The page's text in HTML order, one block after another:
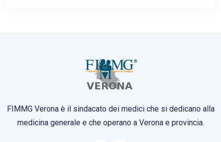
FIMMG Verona è il sindacato dei medici che si dedicano alla
medicina generale e che operano a Verona e provincia.